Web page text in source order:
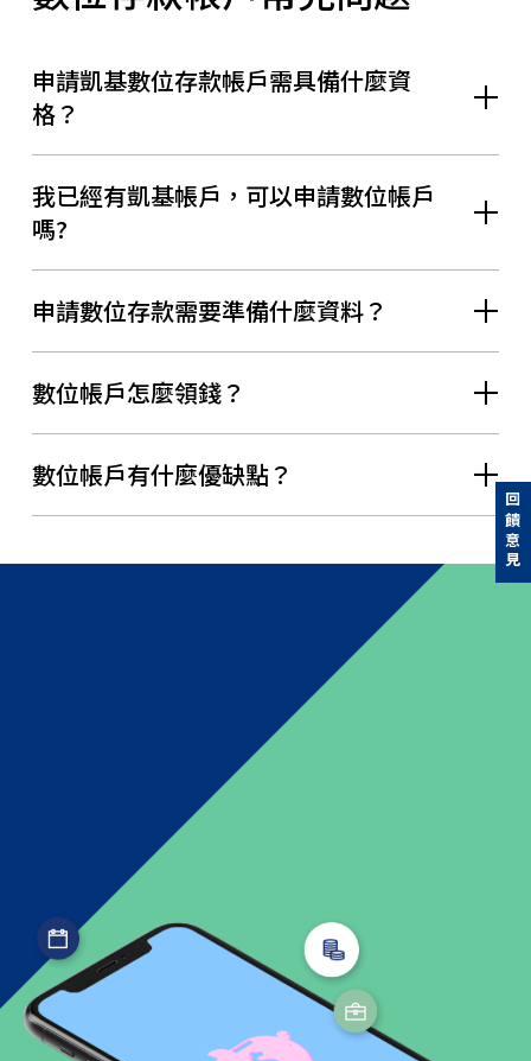
申請凱基數位存款帳戶需具備什麼資
格？
我已經有凱基帳戶，可以申請數位帳戶
嗎?
申請數位存款需要準備什麼資料？
數位帳戶怎麼領錢？
數位帳戶有什麼優缺點？
回饋意見